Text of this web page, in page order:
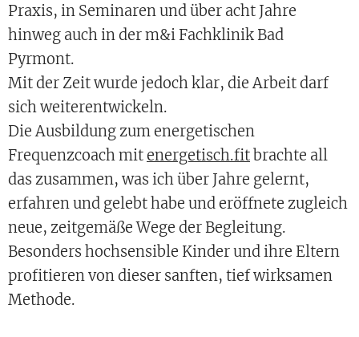
Praxis, in Seminaren und über acht Jahre
hinweg auch in der m&i Fachklinik Bad
Pyrmont.
Mit der Zeit wurde jedoch klar, die Arbeit darf
sich weiterentwickeln.
Die Ausbildung zum energetischen
Frequenzcoach mitenergetisch.fitbrachte all
das zusammen, was ich über Jahre gelernt,
erfahren und gelebt habe und eröffnete zugleich
neue, zeitgemäße Wege der Begleitung.
Besonders hochsensible Kinder und ihre Eltern
profitieren von dieser sanften, tief wirksamen
Methode.